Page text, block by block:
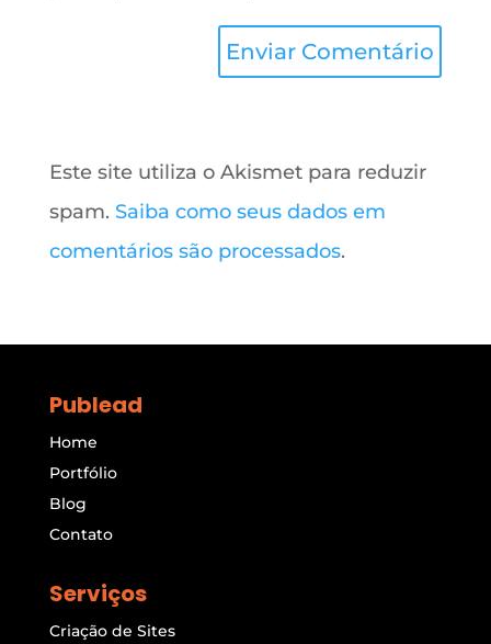
Este site utiliza o Akismet para reduzir
spam. Saiba como seus dados em
comentários são processados.
Publead
Home
Portfólio
Blog
Contato
Serviços
Criação de Sites